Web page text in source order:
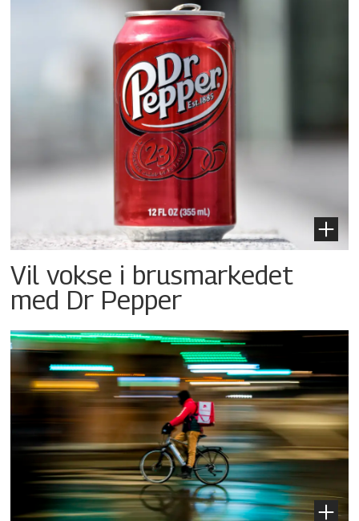
Vil vokse i brusmarkedet
med Dr Pepper